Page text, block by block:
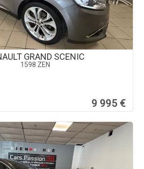
GRAND SCENIC
1598 ZEN
9 995 €